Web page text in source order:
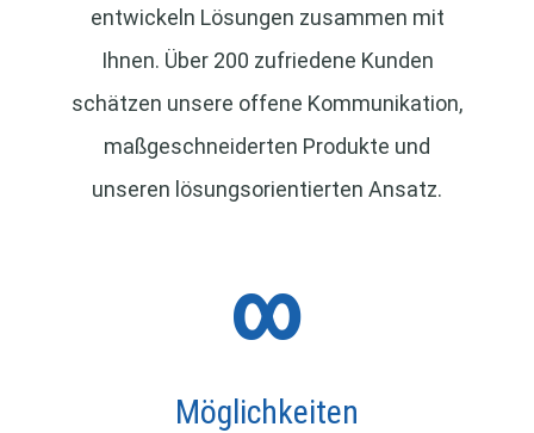
entwickeln Lösungen zusammen mit
Ihnen. Über 200 zufriedene Kunden
schätzen unsere offene Kommunikation,
maßgeschneiderten Produkte und
unseren lösungsorientierten Ansatz.
∞
Möglichkeiten